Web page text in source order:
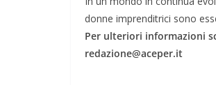
donne imprenditrici sono
Per ulteriori informazioni
redazione@aceper.it